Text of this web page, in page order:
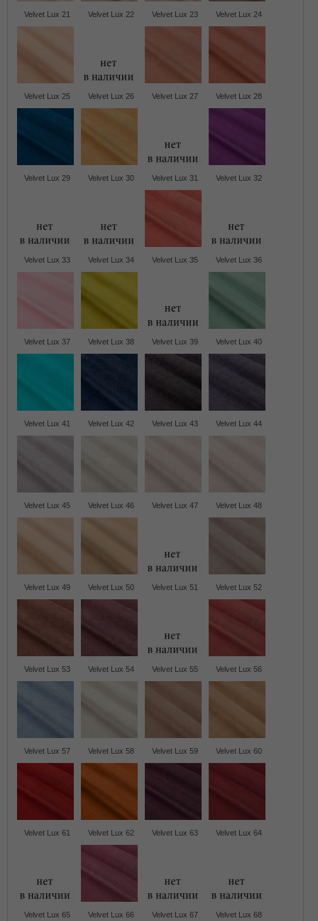
Velvet Lux 21 Velvet Lux 22 Velvet Lux 23 Velvet Lux 24
Velvet Lux 25 Velvet Lux 26 Velvet Lux 27 Velvet Lux 28
Velvet Lux 29 Velvet Lux 30 Velvet Lux 31 Velvet Lux 32
Velvet Lux 33 Velvet Lux 34 Velvet Lux 35 Velvet Lux 36
Velvet Lux 37 Velvet Lux 38 Velvet Lux 39 Velvet Lux 40
Velvet Lux 41 Velvet Lux 42 Velvet Lux 43 Velvet Lux 44
Velvet Lux 45 Velvet Lux 46 Velvet Lux 47 Velvet Lux 48
Velvet Lux 49 Velvet Lux 50 Velvet Lux 51 Velvet Lux 52
Velvet Lux 53 Velvet Lux 54 Velvet Lux 55 Velvet Lux 56
Velvet Lux 57 Velvet Lux 58 Velvet Lux 59 Velvet Lux 60
Velvet Lux 61 Velvet Lux 62 Velvet Lux 63 Velvet Lux 64
Velvet Lux 65 Velvet Lux 66 Velvet Lux 67 Velvet Lux 68